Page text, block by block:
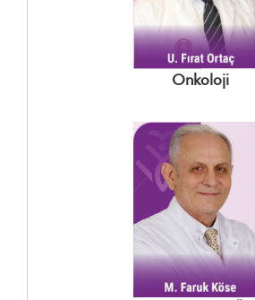
Onkoloji